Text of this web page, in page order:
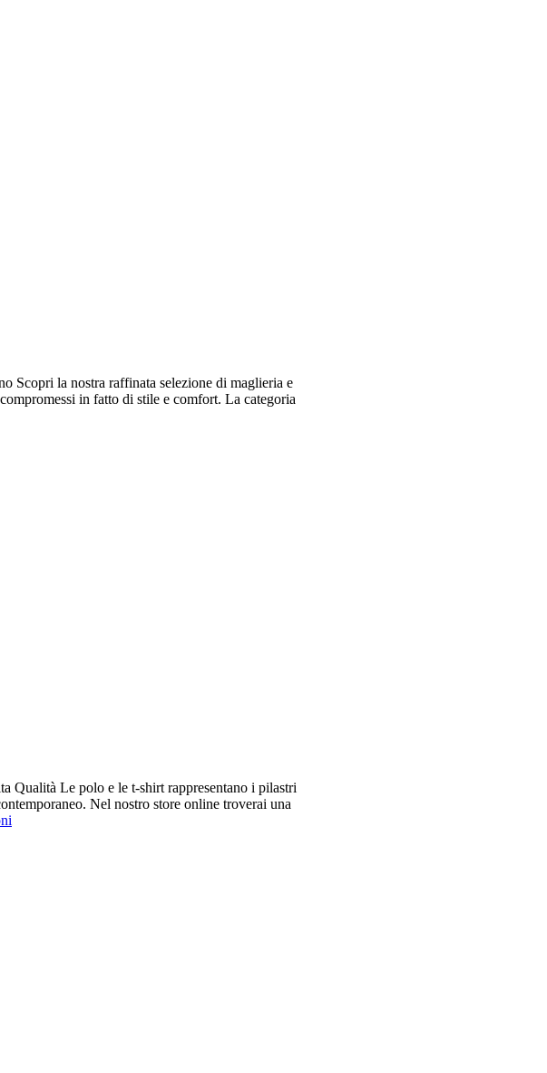
Scopri la nostra raffinata selezione di maglieria e
in fatto di stile e comfort. La categoria
Qualità Le polo e le t-shirt rappresentano i pilastri
Nel nostro store online troverai una